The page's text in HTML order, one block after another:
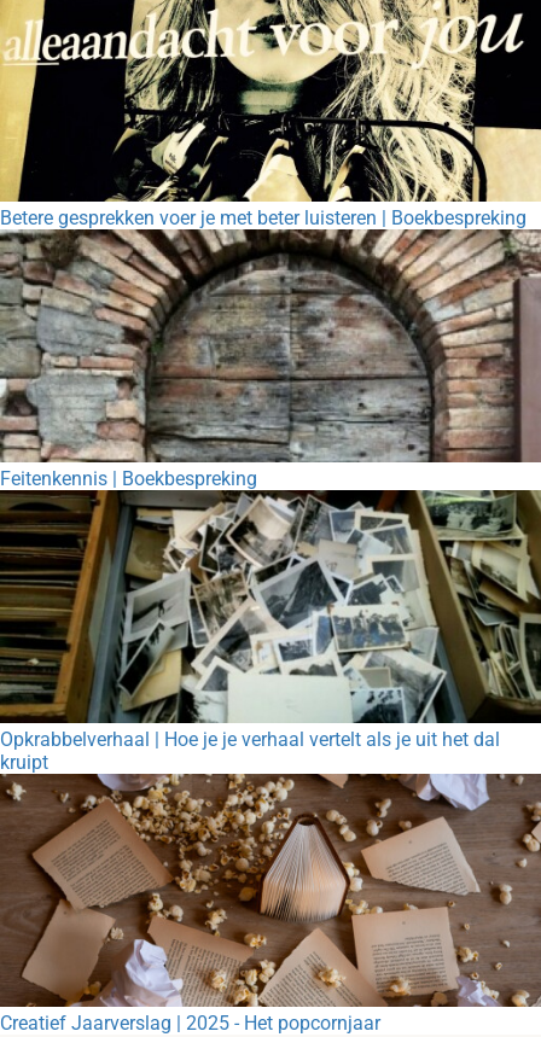
Betere gesprekken voer je met beter luisteren | Boekbespreking
Feitenkennis | Boekbespreking
Opkrabbelverhaal | Hoe je je verhaal vertelt als je uit het dal
kruipt
Creatief Jaarverslag | 2025 - Het popcornjaar